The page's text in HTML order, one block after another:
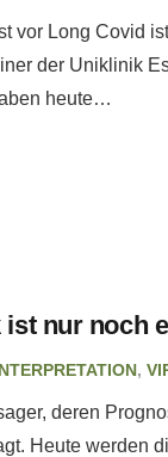
vor Long Covid
der Uniklinik
heute…
nur noch
,
deren
Heute werden